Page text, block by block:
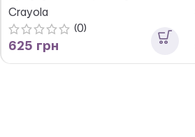
Crayola
(0)
625 грн